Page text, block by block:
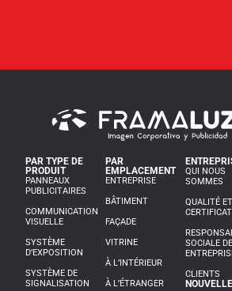
PAR TYPE DE
PRODUIT
PANNEAUX
PUBLICITAIRES
COMMUNICATION
VISUELLE
SYSTÈME
D’EXPOSITION
SYSTÈME DE
SIGNALISATION
PAR
EMPLACEMENT
ENTREPRISE
BÂTIMENT
FAÇADE
VITRINE
À L’INTÉRIEUR
À L’ÉTRANGER
QUI NOUS
SOMMES
QUALITÉ ET
SOCIALE
CLIENTS